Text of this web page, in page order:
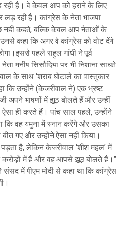
रही है। वे केवल आप को हराने के लिए
लड़ रही है। कांग्रेस के नेता भाजपा
कहते, बल्कि केवल आप नेताओं के
कहा कि अगर वे कांग्रेस को वोट देंगे
पहले राहुल गांधी ने पूर्व
मनीष सिसौदिया पर भी निशाना साधते
के साथ ‘शराब घोटाले का वास्तुकार
कि उन्होंने (केजरीवाल ने) एक भ्रष्ट
अपने भाषणों में झूठ बोलते हैं और उन्हीं
ही करते हैं। पांच साल पहले, उन्होंने
कि वह यमुना में स्नान करेंगे और उसका
बीत गए और उन्होंने ऐसा नहीं किया।
पड़ता है, लेकिन केजरीवाल ‘शीश महल’ में
करोड़ों में है और वह आपसे झूठ बोलते हैं।”
संसद में पीएम मोदी से कहा था कि कांग्रेस